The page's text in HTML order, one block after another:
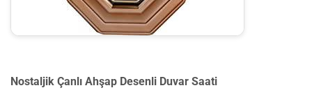
Nostaljik Çanlı Ahşap Desenli Duvar Saati